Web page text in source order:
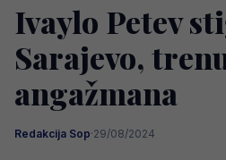
Ivaylo Petev
Sarajevo,
angažmana
Redakcija Sop·29/08/2024